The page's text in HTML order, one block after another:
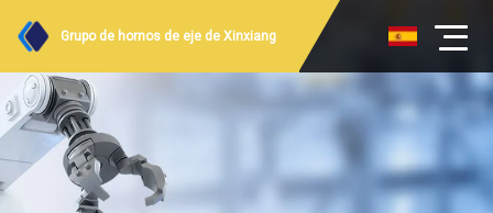
Grupo de hornos de eje de Xinxiang